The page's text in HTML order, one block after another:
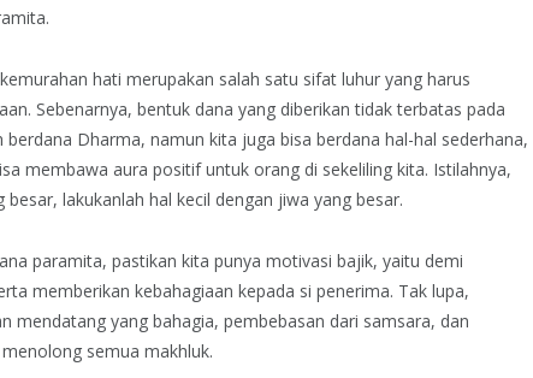
hati merupakan salah satu sifat luhur yang harus
Sebenarnya, bentuk dana yang diberikan tidak terbatas pada
Dharma, namun kita juga bisa berdana hal-hal sederhana,
membawa aura positif untuk orang di sekeliling kita. Istilahnya,
lakukanlah hal kecil dengan jiwa yang besar.
paramita, pastikan kita punya motivasi bajik, yaitu demi
memberikan kebahagiaan kepada si penerima. Tak lupa,
mendatang yang bahagia, pembebasan dari samsara, dan
semua makhluk.